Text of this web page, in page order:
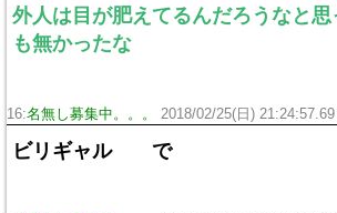
外人は目が肥えてるんだろうなと
も無かったな
16:名無し募集中。。。 2018/02/25(日)
ビリギャル で